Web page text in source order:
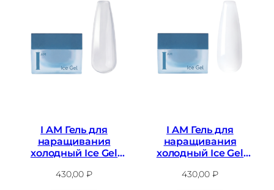
I AM Гель для
наращивания
холодный Ice Gel
430,00₽
I AM Гель для
наращивания
холодный Ice Gel
430,00₽